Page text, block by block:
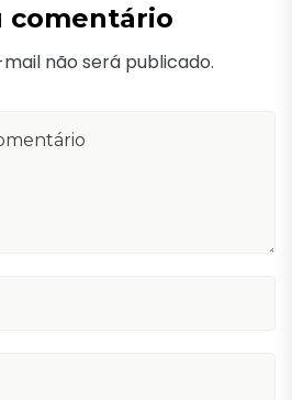
comentário
não será publicado.